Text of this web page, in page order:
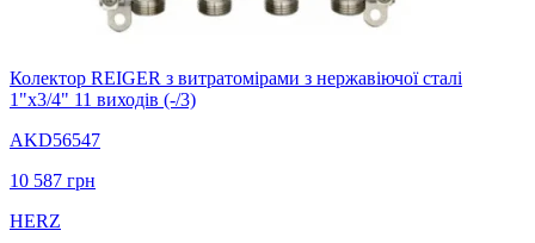
Колектор REIGER з витратомірами з нержавіючої сталі
1"х3/4" 11 виходів (-/3)
AKD56547
10 587 грн
HERZ